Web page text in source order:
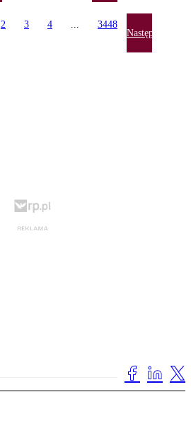
2 3 4 ... 3448
Następna